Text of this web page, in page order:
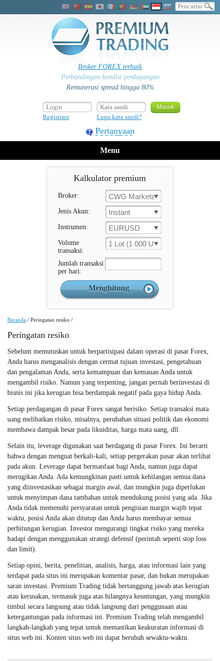
Broker FOREX terbaik
Perbandingan kondisi perdagangan
Remunerasi spread hingga 80%
Registrasi Lupa kata sandi?
Pertanyaan
Menu
Kalkulator premium
Broker: CWG Markets
Jenis Akun: Instant
Instrumen: EURUSD
Volume
transaksi:
1 Lot (1 000 Unit )
Jumlah transaksi
per hari:
Beranda / Peringatan resiko /
Peringatan resiko
Sebelum memutuskan untuk berpartisipasi dalam operasi di pasar Forex,
Anda harus menganalisis dengan cermat tujuan investasi, pengetahuan
dan pengalaman Anda, serta kemampuan dan kemauan Anda untuk
mengambil risiko. Namun yang terpenting, jangan pernah berinvestasi di
bisnis ini jika kerugian bisa berdampak negatif pada gaya hidup Anda.
Setiap perdagangan di pasar Forex sangat berisiko. Setiap transaksi mata
uang melibatkan risiko, misalnya, perubahan situasi politik dan ekonomi
membawa dampak besar pada likuiditas, harga mata uang, dll.
Selain itu, leverage digunakan saat berdagang di pasar Forex. Ini berarti
bahwa dengan menguat berkali-kali, setiap pergerakan pasar akan terlihat
pada akun. Leverage dapat bermanfaat bagi Anda, namun juga dapat
merugikan Anda. Ada kemungkinan pasti untuk kehilangan semua dana
yang diinvestasikan sebagai margin awal, dan mungkin juga diperlukan
untuk menyimpan dana tambahan untuk mendukung posisi yang ada. Jika
Anda tidak memenuhi persyaratan untuk pengisian margin wajib tepat
waktu, posisi Anda akan ditutup dan Anda harus membayar semua
perhitungan kerugian. Investor mengurangi tingkat risiko yang mereka
hadapi dengan menggunakan strategi defensif (perintah seperti stop loss
dan limit).
Setiap opini, berita, penelitian, analisis, harga, atau informasi lain yang
terdapat pada situs ini merupakan komentar pasar, dan bukan merupakan
saran investasi. Premium Trading tidak bertanggung jawab atas kerugian
atau kerusakan, termasuk juga atas hilangnya keuntungan, yang mungkin
timbul secara langsung atau tidak langsung dari penggunaan atau
ketergantungan pada informasi ini. Premium Trading telah mengambil
langkah-langkah yang tepat untuk memastikan keakuratan informasi di
situs web ini. Konten situs web ini dapat berubah sewaktu-waktu.